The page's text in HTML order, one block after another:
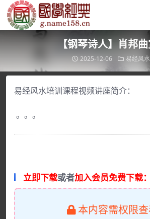
【钢琴诗人】肖邦
2025-12-06 易经风水
易经风水培训课程视频讲座简介：
。。。
立即下载或者加入会员免费下载：
本内容需权限